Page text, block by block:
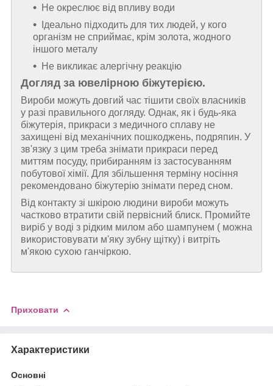
Не окреслює від впливу води
Ідеально підходить для тих людей, у кого
організм не сприймає, крім золота, жодного
іншого металу
Не викликає алергічну реакцію
Догляд за ювелірною біжутерією.
Вироби можуть довгий час тішити своїх власників
у разі правильного догляду. Однак, як і будь-яка
біжутерія, прикраси з медичного сплаву не
захищені від механічних пошкоджень, подряпин. У
зв'язку з цим треба знімати прикраси перед
миттям посуду, прибиранням із застосуванням
побутової хімії. Для збільшення терміну носіння
рекомендовано біжутерію знімати перед сном.
Від контакту зі шкірою людини вироби можуть
частково втратити свій первісний блиск. Промийте
виріб у воді з рідким милом або шампунем ( можна
використовувати м'яку зубну щітку) і витріть
м'якою сухою ганчіркою.
Приховати
Характеристики
Основні